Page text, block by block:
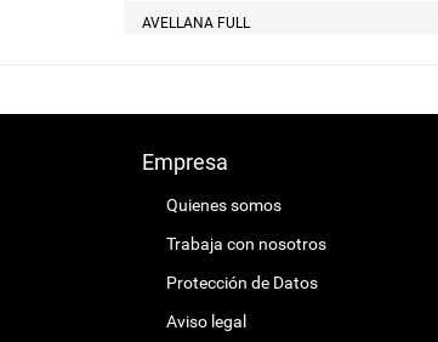
AVELLANA FULL
Empresa
Quienes somos
Trabaja con nosotros
Protección de Datos
Aviso legal